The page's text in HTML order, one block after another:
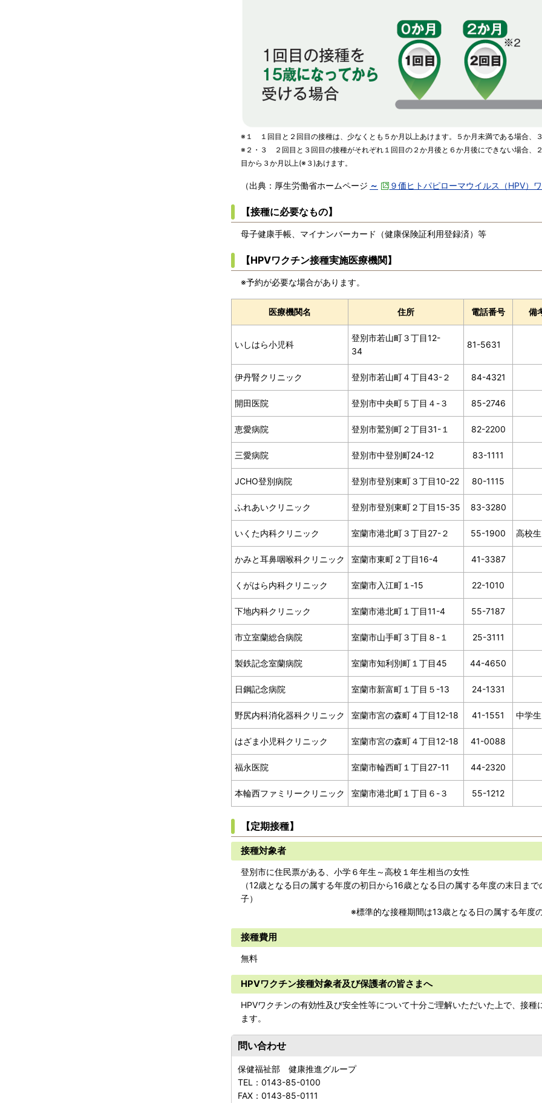
※１ １回目と２回目の接種は、少なくとも５か月以上あけます。５か月未満である場合、
※２・３ ２回目と３回目の接種がそれぞれ１回目の２か月後と６か月後にできない場合、
目から３か月以上(※３)あけます。
（出典：厚生労働省ホームページ ～ ９価ヒトパピローマウイルス（HPV）
【接種に必要なもの】
母子健康手帳、マイナンバーカード（健康保険証利用登録済）等
【HPVワクチン接種実施医療機関】
※予約が必要な場合があります。
医療機関名 住所 電話番号 備
いしはら小児科
登別市若山町３丁目12-
34
81-5631
伊丹腎クリニック 登別市若山町４丁目43-２ 84-4321
開田医院 登別市中央町５丁目４-３ 85-2746
恵愛病院 登別市鷲別町２丁目31-１ 82-2200
三愛病院 登別市中登別町24-12 83-1111
JCHO登別病院 登別市登別東町３丁目10-22 80-1115
ふれあいクリニック 登別市登別東町２丁目15-35 83-3280
いくた内科クリニック 室蘭市港北町３丁目27-２ 55-1900 高校
かみと耳鼻咽喉科クリニック 室蘭市東町２丁目16-4 41-3387
くがはら内科クリニック 室蘭市入江町１‐15 22-1010
下地内科クリニック 室蘭市港北町１丁目11-4 55-7187
市立室蘭総合病院 室蘭市山手町３丁目８-１ 25-3111
製鉄記念室蘭病院 室蘭市知利別町１丁目45 44-4650
日鋼記念病院 室蘭市新富町１丁目５-13 24-1331
野尻内科消化器科クリニック 室蘭市宮の森町４丁目12-18 41-1551 中学
はざま小児科クリニック 室蘭市宮の森町４丁目12-18 41-0088
福永医院 室蘭市輪西町１丁目27-11 44-2320
本輪西ファミリークリニック 室蘭市港北町１丁目６-３ 55-1212
【定期接種】
接種対象者
登別市に住民票がある、小学６年生～高校１年生相当の女性
（12歳となる日の属する年度の初日から16歳となる日の属する年度の末日ま
子
※標準的な接種期間は13歳となる日の属する年度の初日か
接種費用
無料
HPVワクチン接種対象者及び保護者の皆さまへ
HPVワクチンの有効性及び安全性等について十分ご理解いただいた上で、接
ます。
問い合わせ
保健福祉部 健康推進グループ
TEL： 0143-85-0100
FAX： 0143-85-0111